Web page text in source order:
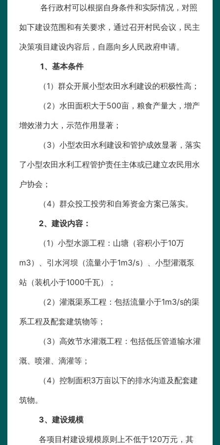
各行政村可以根据自身条件和实际情况，对照
如下建设范围和有关要求，通过召开村民会议，民主
决策项目建设内容后，自愿向乡人民政府申请。
1、基本条件
（1）群众开展小型农田水利建设的积极性高；
（2）水田面积大于500亩，粮食产量大，增产
增效潜力大，示范作用显著；
（3）小型农田水利建设和管护成效显著，落实
了小型农田水利工程管护责任主体或已建立农民用水
户协会；
（4）群众投工投劳和自筹资金方案已落实。
2、建设内容：
（1）小型水源工程：山塘（容积小于10万
m3）、引水河坝（流量小于1m3/s）、小型灌溉泵
站（装机小于1000千瓦）；
（2）灌溉渠系工程：包括流量小于1m3/s的渠
系工程及配套建筑物等；
（3）高效节水灌溉工程：包括低压管道输水灌
溉、喷灌、滴灌等；
（4）控制面积3万亩以下的排水沟道及配套建
筑物。
3、建设规模
各项目村建设规模原则上不低于120万元，其